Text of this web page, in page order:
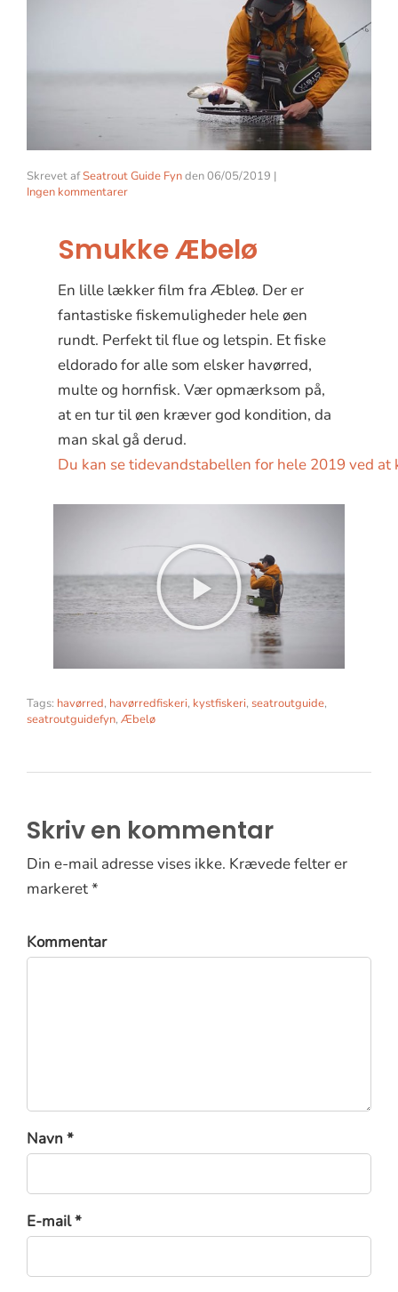
Skrevet afSeatrout Guide Fynden06/05/2019 |
Ingen kommentarer
Smukke Æbelø
En lille lækker film fra Æbleø. Der er
fantastiske fiskemuligheder hele øen
rundt. Perfekt til flue og letspin. Et fiske
eldorado for alle som elsker havørred,
multe og hornfisk. Vær opmærksom på,
at en tur til øen kræver god kondition, da
man skal gå derud.
Du kan se tidevandstabellen for hele 2019 ved at
Tags: havørred, havørredfiskeri, kystfiskeri, seatroutguide,
seatroutguidefyn, Æbelø
Skriv en kommentar
Din e-mail adresse vises ikke. Krævede felter er
markeret *
Kommentar
Navn *
E-mail *